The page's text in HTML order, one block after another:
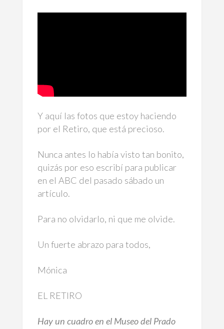
Y aquí las fotos que estoy haciendo
por el Retiro, que está precioso.
Nunca antes lo había visto tan bonito,
quizás por eso escribí para publicar
en el ABC del pasado sábado un
artículo.
Para no olvidarlo, ni que me olvide.
Un fuerte abrazo para todos,
Mónica
EL RETIRO
Hay un cuadro en el Museo del Prado